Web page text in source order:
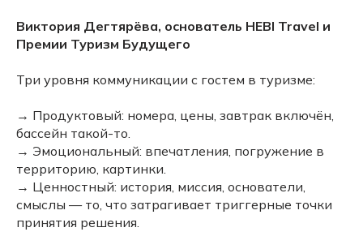
Виктория Дегтярёва, основатель HEBI Travel и
Премии Туризм Будущего
Три уровня коммуникации с гостем в туризме:
→ Продуктовый: номера, цены, завтрак включён,
бассейн такой-то.
→ Эмоциональный: впечатления, погружение в
территорию, картинки.
→ Ценностный: история, миссия, основатели,
смыслы — то, что затрагивает триггерные точки
принятия решения.